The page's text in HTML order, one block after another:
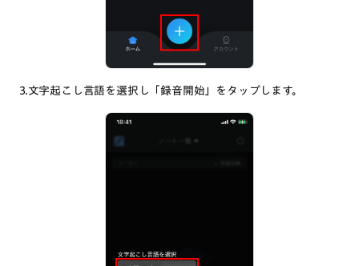
3.文字起こし言語を選択し「録音開始」をタップします。